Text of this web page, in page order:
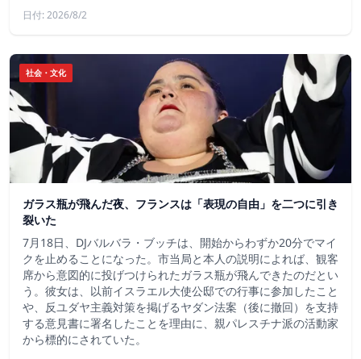
日付: 2026/8/2
社会・文化
ガラス瓶が飛んだ夜、フランスは「表現の自由」を二つに引き
裂いた
7月18日、DJバルバラ・ブッチは、開始からわずか20分でマイ
クを止めることになった。市当局と本人の説明によれば、観客
席から意図的に投げつけられたガラス瓶が飛んできたのだとい
う。彼女は、以前イスラエル大使公邸での行事に参加したこと
や、反ユダヤ主義対策を掲げるヤダン法案（後に撤回）を支持
する意見書に署名したことを理由に、親パレスチナ派の活動家
から標的にされていた。